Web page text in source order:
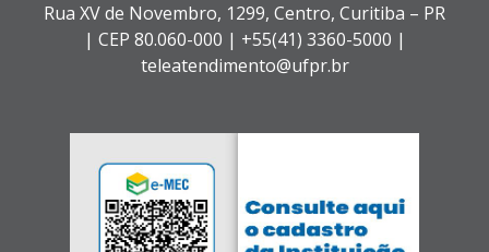
Rua XV de Novembro, 1299, Centro, Curitiba – PR
| CEP 80.060-000 | +55(41) 3360-5000 |
teleatendimento@ufpr.br